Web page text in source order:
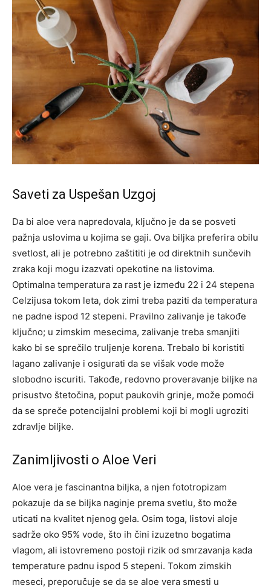
Saveti za Uspešan Uzgoj
Da bi aloe vera napredovala, ključno je da se posveti
pažnja uslovima u kojima se gaji. Ova biljka preferira obilu
svetlost, ali je potrebno zaštititi je od direktnih sunčevih
zraka koji mogu izazvati opekotine na listovima.
Optimalna temperatura za rast je između 22 i 24 stepena
Celzijusa tokom leta, dok zimi treba paziti da temperatura
ne padne ispod 12 stepeni. Pravilno zalivanje je takođe
ključno; u zimskim mesecima, zalivanje treba smanjiti
kako bi se sprečilo truljenje korena. Trebalo bi koristiti
lagano zalivanje i osigurati da se višak vode može
slobodno iscuriti. Takođe, redovno proveravanje biljke na
prisustvo štetočina, poput paukovih grinje, može pomoći
da se spreče potencijalni problemi koji bi mogli ugroziti
zdravlje biljke.
Zanimljivosti o Aloe Veri
Aloe vera je fascinantna biljka, a njen fototropizam
pokazuje da se biljka naginje prema svetlu, što može
uticati na kvalitet njenog gela. Osim toga, listovi aloje
sadrže oko 95% vode, što ih čini izuzetno bogatima
vlagom, ali istovremeno postoji rizik od smrzavanja kada
temperature padnu ispod 5 stepeni. Tokom zimskih
meseci, preporučuje se da se aloe vera smesti u